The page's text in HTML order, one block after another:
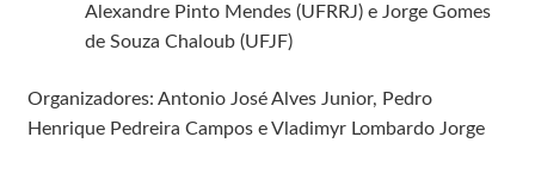
Alexandre Pinto Mendes (UFRRJ) e Jorge Gomes
de Souza Chaloub (UFJF)
Organizadores: Antonio José Alves Junior, Pedro
Henrique Pedreira Campos e Vladimyr Lombardo Jorge